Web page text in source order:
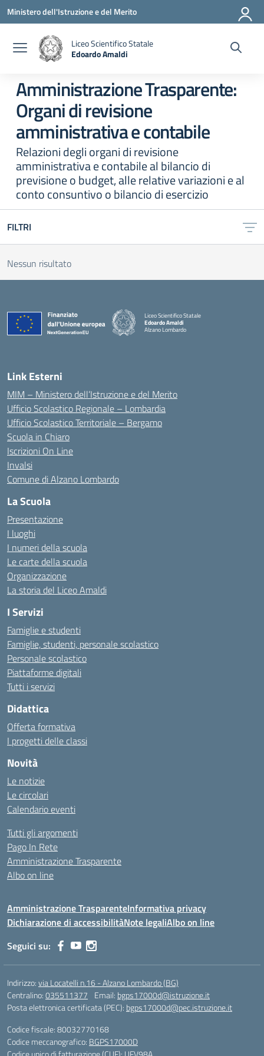
Vai ai contenuti
Vai al menu di navigazione
Vai al footer
Ministero dell'Istruzione e del Merito
Liceo Scientifico Statale
Edoardo Amaldi
Amministrazione Trasparente:
Organi di revisione
amministrativa e contabile
Relazioni degli organi di revisione
amministrativa e contabile al bilancio di
previsione o budget, alle relative variazioni e al
conto consuntivo o bilancio di esercizio
FILTRI
Nessun risultato
Liceo Scientifico Statale
Edoardo Amaldi
Alzano Lombardo
Link Esterni
MIM – Ministero dell’Istruzione e del Merito
Ufficio Scolastico Regionale – Lombardia
Ufficio Scolastico Territoriale – Bergamo
Scuola in Chiaro
Iscrizioni On Line
Invalsi
Comune di Alzano Lombardo
La Scuola
Presentazione
I luoghi
I numeri della scuola
Le carte della scuola
Organizzazione
La storia del Liceo Amaldi
I Servizi
Famiglie e studenti
Famiglie, studenti, personale scolastico
Personale scolastico
Piattaforme digitali
Tutti i servizi
Didattica
Offerta formativa
I progetti delle classi
Novità
Le notizie
Le circolari
Calendario eventi
Tutti gli argomenti
Pago In Rete
Amministrazione Trasparente
Albo on line
Amministrazione TrasparenteInformativa privacy
Dichiarazione di accessibilitàNote legaliAlbo on line
Seguici su:
Indirizzo:via Locatelli n.16 - Alzano Lombardo (BG)
Centralino:035511377 Email: bgps17000d@istruzione.it
Posta elettronica certificata (PEC): bgps17000d@pec.istruzione.it
Codice fiscale: 80032770168
Codice meccanografico: BGPS17000D